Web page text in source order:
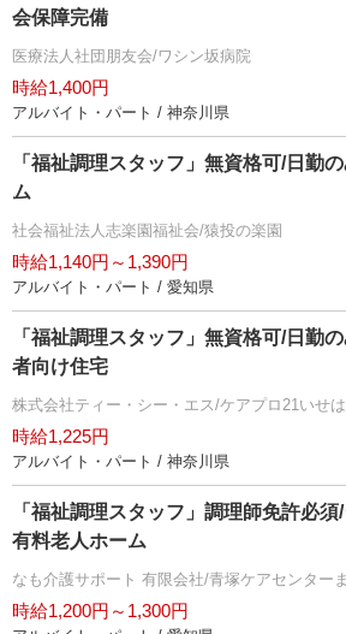
会保障完備
医療法人社団朋友会/ワシン坂病院
時給1,400円
アルバイト・パート / 神奈川県
「福祉調理スタッフ」無資格可/日勤
ム
社会福祉法人志楽園福祉会/猿投の楽園
時給1,140円～1,390円
アルバイト・パート / 愛知県
「福祉調理スタッフ」無資格可/日勤
者向け住宅
株式会社ティー・シー・エス/ケアプロ21いせ
時給1,225円
アルバイト・パート / 神奈川県
「福祉調理スタッフ」調理師免許必
有料老人ホーム
なも介護サポート 有限会社/青塚ケアセンター
時給1,200円～1,300円